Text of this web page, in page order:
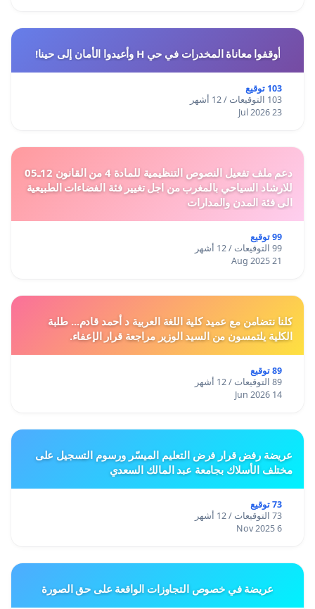
أوقفوا معاناة المخدرات في حي H وأعيدوا الأمان إلى حينا!
103 توقيع
103 التوقيعات / 12 أشهر
23 Jul 2026
دعم ملف تفعيل النصوص التنظيمية للمادة 4 من القانون 12ـ05
للارشاد السياحي بالمغرب من اجل تغيير فئة الفضاءات الطبيعية
الى فئة المدن والمدارات
99 توقيع
99 التوقيعات / 12 أشهر
21 Aug 2025
كلنا نتضامن مع عميد كلية اللغة العربية د أحمد قادم... طلبة
الكلية يلتمسون من السيد الوزير مراجعة قرار الإعفاء.
89 توقيع
89 التوقيعات / 12 أشهر
14 Jun 2026
عريضة رفض قرار فرض التعليم الميسّر ورسوم التسجيل على
مختلف الأسلاك بجامعة عبد المالك السعدي
73 توقيع
73 التوقيعات / 12 أشهر
6 Nov 2025
عريضة في خصوص التجاوزات الواقعة على حق الصورة